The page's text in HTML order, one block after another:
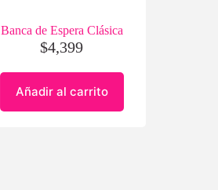
Banca de Espera Clásica
$4,399
Añadir al carrito